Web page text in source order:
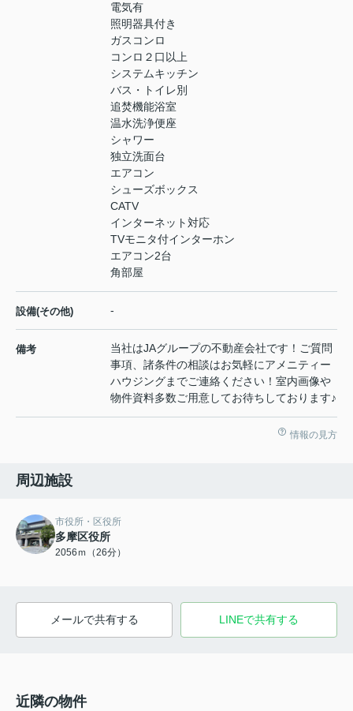
電気有
照明器具付き
ガスコンロ
コンロ２口以上
システムキッチン
バス・トイレ別
追焚機能浴室
温水洗浄便座
シャワー
独立洗面台
エアコン
シューズボックス
CATV
インターネット対応
TVモニタ付インターホン
エアコン2台
角部屋
設備(その他) -
備考
当社はJAグループの不動産会社です！ご質問
事項、諸条件の相談はお気軽にアメニティー
ハウジングまでご連絡ください！室内画像や
物件資料多数ご用意してお待ちしております♪
情報の見方
周辺施設
市役所・区役所
多摩区役所
2056ｍ（26分）
メールで共有する LINEで共有する
近隣の物件